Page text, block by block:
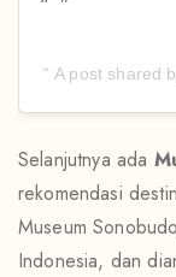
A post shared
Selanjutnya ada
rekomendasi
Museum
Indonesia, dan